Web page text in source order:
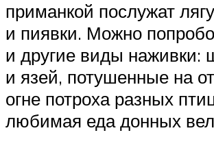
приманкой послужат
и пиявки. Можно
и другие виды наживки:
и язей, потушенные на
огне потроха разных
любимая еда донных